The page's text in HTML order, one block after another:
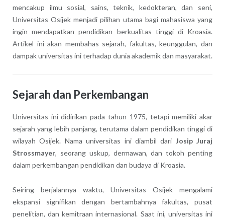
mencakup ilmu sosial, sains, teknik, kedokteran, dan seni,
Universitas Osijek menjadi pilihan utama bagi mahasiswa yang
ingin mendapatkan pendidikan berkualitas tinggi di Kroasia.
Artikel ini akan membahas sejarah, fakultas, keunggulan, dan
dampak universitas ini terhadap dunia akademik dan masyarakat.
Sejarah dan Perkembangan
Universitas ini didirikan pada tahun 1975, tetapi memiliki akar
sejarah yang lebih panjang, terutama dalam pendidikan tinggi di
wilayah Osijek. Nama universitas ini diambil dari Josip Juraj
Strossmayer, seorang uskup, dermawan, dan tokoh penting
dalam perkembangan pendidikan dan budaya di Kroasia.
Seiring berjalannya waktu, Universitas Osijek mengalami
ekspansi signifikan dengan bertambahnya fakultas, pusat
penelitian, dan kemitraan internasional. Saat ini, universitas ini